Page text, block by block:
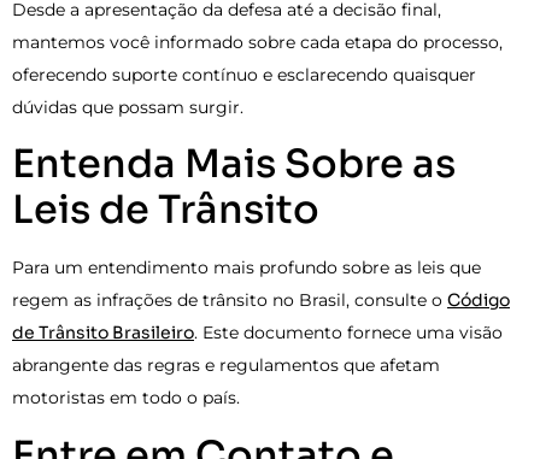
Desde a apresentação da defesa até a decisão final,
mantemos você informado sobre cada etapa do processo,
oferecendo suporte contínuo e esclarecendo quaisquer
dúvidas que possam surgir.
Entenda Mais Sobre as
Leis de Trânsito
Para um entendimento mais profundo sobre as leis que
regem as infrações de trânsito no Brasil, consulte o Código
de Trânsito Brasileiro. Este documento fornece uma visão
abrangente das regras e regulamentos que afetam
motoristas em todo o país.